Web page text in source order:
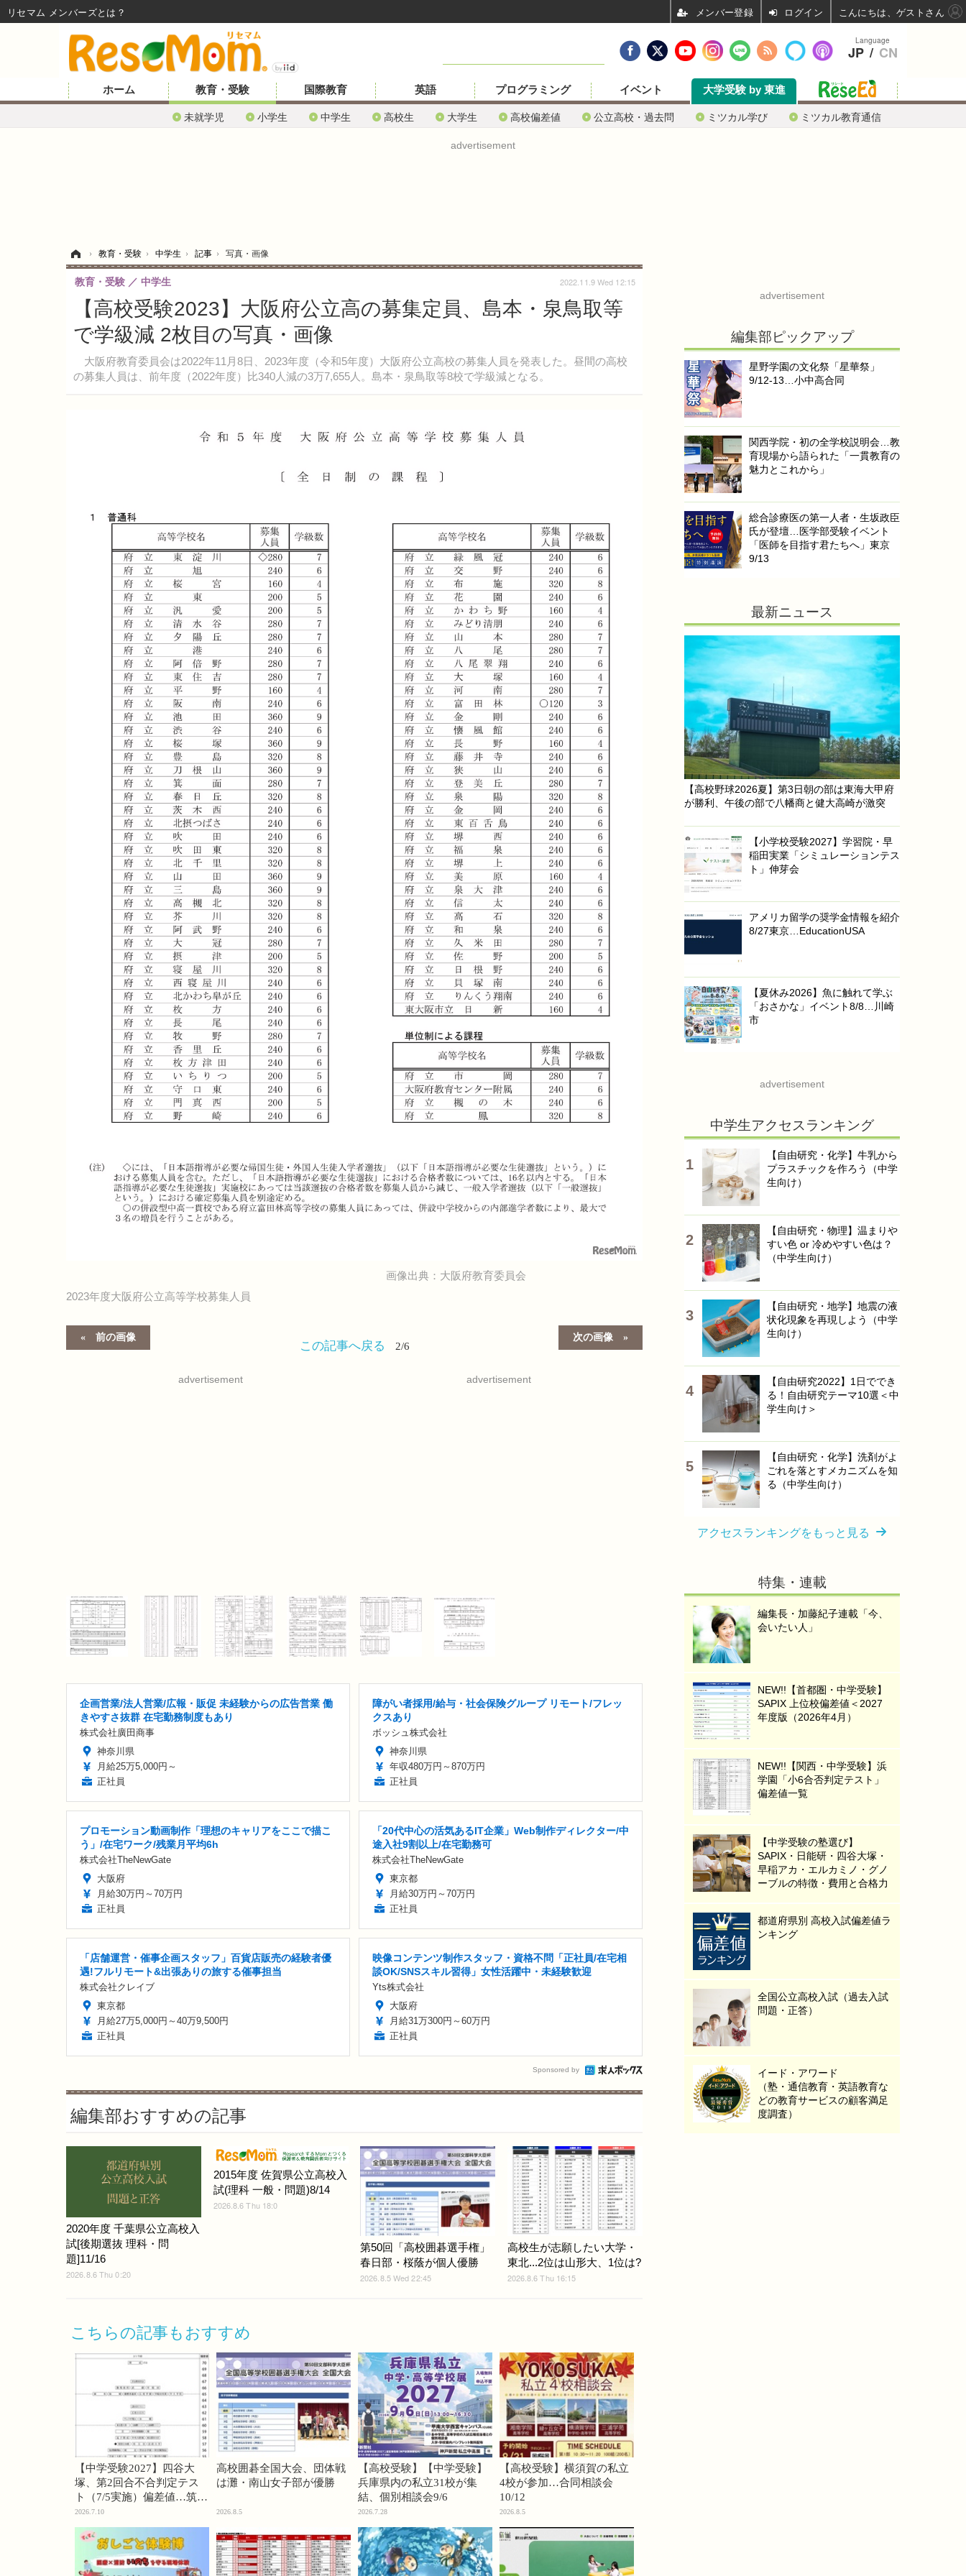
ホーム 教育・受験
未就学児 小学生 中学生 高校生 大学生 高校偏差値 公立高校・過去問 ミツカル学び ミツカル教育通信
国際教育 英語 プログラミング イベント 大学受験 by 東進
advertisement
› 教育・受験 › 中学生 › 記事 › 写真・画像
【高校受験2023】大阪府公立高の募集定員、島本・泉鳥取等
で学級減 2枚目の写真・画像
大阪府教育委員会は2022年11月8日、2023年度（令和5年度）大阪府公立高校の募集人員を発表した。昼間の高校
の募集人員は、前年度（2022年度）比340人減の3万7,655人。島本・泉鳥取等8校で学級減となる。
教育・受験 中学生 2022.11.9 Wed 12:15
画像出典：大阪府教育委員会
2023年度大阪府公立高等学校募集人員
前の画像 次の画像
この記事へ戻る 2/6
advertisement advertisement
企画営業/法人営業/広報・販促 未経験からの広告営業 働
きやすさ抜群 在宅勤務制度もあり
株式会社廣田商事
神奈川県
月給25万5,000円～
正社員
障がい者採用/給与・社会保険グループ リモート/フレッ
クスあり
ボッシュ株式会社
神奈川県
年収480万円～870万円
正社員
プロモーション動画制作「理想のキャリアをここで描こ
う」/在宅ワーク/残業月平均6h
株式会社TheNewGate
大阪府
月給30万円～70万円
正社員
「20代中心の活気あるIT企業」Web制作ディレクター/中
途入社9割以上/在宅勤務可
株式会社TheNewGate
東京都
月給30万円～70万円
正社員
「店舗運営・催事企画スタッフ」百貨店販売の経験者優
遇!フルリモート&出張ありの旅する催事担当
株式会社クレイブ
東京都
月給27万5,000円～40万9,500円
正社員
映像コンテンツ制作スタッフ・資格不問「正社員/在宅相
談OK/SNSスキル習得」女性活躍中・未経験歓迎
Yts株式会社
大阪府
月給31万300円～60万円
正社員
Sponsored by
編集部おすすめの記事
2020年度 千葉県公立高校入
試[後期選抜 理科・問
題]11/16
2026.8.6 Thu 0:20
2015年度 佐賀県公立高校入
試(理科 一般・問題)8/14
2026.8.6 Thu 18:0
第50回「高校囲碁選手権」
春日部・桜蔭が個人優勝
2026.8.5 Wed 22:45
高校生が志願したい大学・
東北...2位は山形大、1位は?
2026.8.6 Thu 16:15
こちらの記事もおすすめ
【中学受験2027】四谷大
塚、第2回合不合判定テス
ト（7/5実施）偏差値…筑駒
74・桜蔭70＜PR＞
2026.7.10
高校囲碁全国大会、団体戦
は灘・南山女子部が優勝
2026.8.5
【高校受験】【中学受験】
兵庫県内の私立31校が集
結、個別相談会9/6
2026.7.28
【高校受験】横須賀の私立
4校が参加…合同相談会
10/12
2026.8.5
advertisement
編集部ピックアップ
星野学園の文化祭「星華祭」
9/12-13…小中高合同
関西学院・初の全学校説明会…教
育現場から語られた「一貫教育の
魅力とこれから」
総合診療医の第一人者・生坂政臣
氏が登壇…医学部受験イベント
「医師を目指す君たちへ」東京
9/13
最新ニュース
【高校野球2026夏】第3日朝の部は東海大甲府
が勝利、午後の部で八幡商と健大高崎が激突
【小学校受験2027】学習院・早
稲田実業「シミュレーションテス
ト」伸芽会
アメリカ留学の奨学金情報を紹介
8/27東京…EducationUSA
【夏休み2026】魚に触れて学ぶ
「おさかな」イベント8/8…川崎
市
advertisement
中学生アクセスランキング
【自由研究・化学】牛乳から
プラスチックを作ろう（中学
生向け）
【自由研究・物理】温まりや
すい色 or 冷めやすい色は？
（中学生向け）
【自由研究・地学】地震の液
状化現象を再現しよう（中学
生向け）
【自由研究2022】1日ででき
る！自由研究テーマ10選＜中
学生向け＞
【自由研究・化学】洗剤がよ
ごれを落とすメカニズムを知
る（中学生向け）
アクセスランキングをもっと見る
特集・連載
編集長・加藤紀子連載「今、
会いたい人」
NEW!!【首都圏・中学受験】
SAPIX 上位校偏差値＜2027
年度版（2026年4月）
NEW!!【関西・中学受験】浜
学園「小6合否判定テスト」
偏差値一覧
【中学受験の塾選び】
SAPIX・日能研・四谷大塚・
早稲アカ・エルカミノ・グノ
ーブルの特徴・費用と合格力
都道府県別 高校入試偏差値ラ
ンキング
全国公立高校入試（過去入試
問題・正答）
イード・アワード
（塾・通信教育・英語教育な
どの教育サービスの顧客満足
度調査）
Language
JP / CN
リセマム メンバーズ ログイン こんにちは、ゲストさん